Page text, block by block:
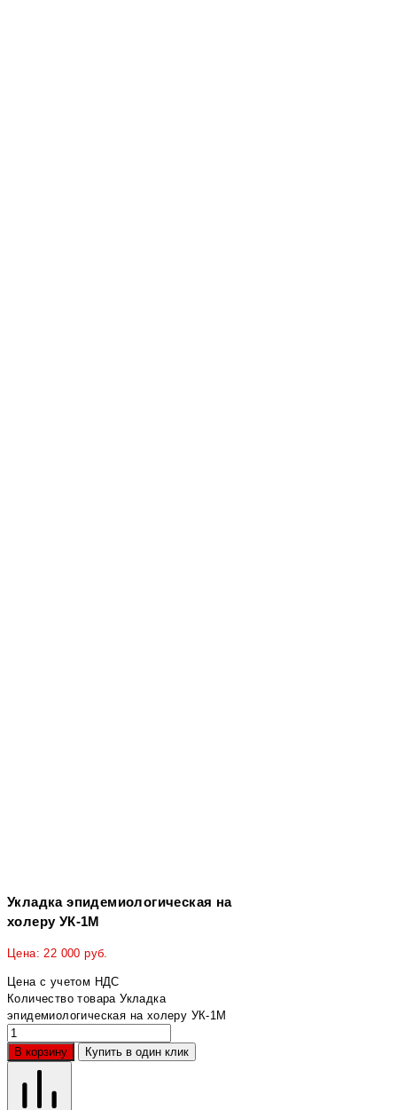
Укладка эпидемиологическая на
холеру УК-1М
Цена:22 000 руб.
Цена с учетом НДС
Количество товара Укладка
эпидемиологическая на холеру УК-1М
В корзину Купить в один клик